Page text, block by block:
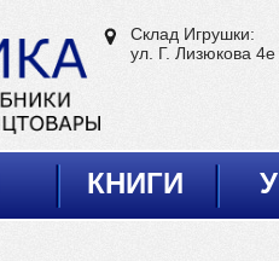
Склад Игрушки:
ул. Г. Лизюкова 4е
КНИГИ